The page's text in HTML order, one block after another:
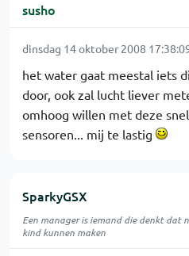
susho
dinsdag 14 oktober 2008
het water gaat meestal iets
door, ook zal lucht liever
omhoog willen met deze
sensoren... mij te lastig
SparkyGSX
Een manager is iemand die denkt dat
kind kunnen maken